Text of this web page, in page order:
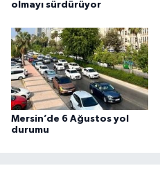
olmayı sürdürüyor
Mersin’de 6 Ağustos yol
durumu